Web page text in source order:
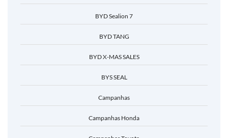
BYD Sealion 7
BYD TANG
BYD X-MAS SALES
BYS SEAL
Campanhas
Campanhas Honda